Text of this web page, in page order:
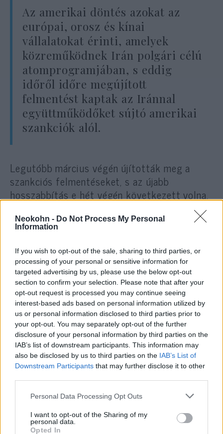
Neokohn - Do Not Process My Personal
Information
If you wish to opt-out of the sale, sharing to third parties, or
processing of your personal or sensitive information for
targeted advertising by us, please use the below opt-out
section to confirm your selection. Please note that after your
opt-out request is processed you may continue seeing
interest-based ads based on personal information utilized by
us or personal information disclosed to third parties prior to
your opt-out. You may separately opt-out of the further
disclosure of your personal information by third parties on the
IAB’s list of downstream participants. This information may
also be disclosed by us to third parties on the IAB’s List of
Downstream Participants that may further disclose it to other
Please note that this website/app uses one or more Google
not limited to your visit or usage behaviour. You may click to
grant or deny consent to Google and its third-party tags to
Personal Data Processing Opt Outs
I want to opt-out of the Sharing of my
personal data.
Opted In
Az amerikai döntés azokat az
európai, orosz és kínai
vállalatokat érinti, amelyek
közreműködnek Irán polgári célú
atomprogramjában, s eddig
időről időre megújított
felmentést kaptak az Iránnal
együttműködőket sújtó amerikai
szankciók alól.
Legutóbb március végén újították meg a
szankciós felmentéseket, s az újabb
hosszabbítás e hét végén következett volna.
Donald Trump amerikai elnök 2018-ban
többhatalmi iráni atomalkut, s azóta
szüntelenül szankciókat hozott Irán ellen. E
büntetőintézkedéseken Washington időnként
könnyített, e könnyítések közé tartozott az
iráni polgári célú atomprogramban
közreműködő vállalatok átmeneti
mentesítése a szankciók alól.
Pompeo tavaly decemberben már végleg
megszüntette a fordói atomerőművel
de az Irán délnyugati részén található buseri
atomerőművel, az évi 8 tonna nehézvizet
előállító araki nehézvízüzemmel és a teheráni